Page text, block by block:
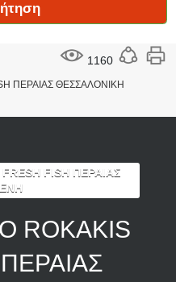
1160
ΠΕΡΑΙΑΣ ΘΕΣΣΑΛΟΝΙΚΗ
ROKAKIS